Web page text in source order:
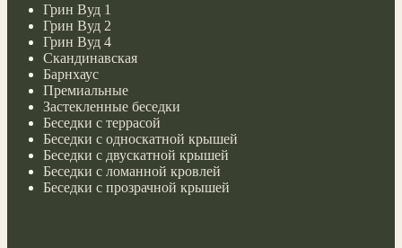
Грин Вуд 1
Грин Вуд 2
Грин Вуд 4
Скандинавская
Барнхаус
Премиальные
Застекленные беседки
Беседки с террасой
Беседки с односкатной крышей
Беседки с двускатной крышей
Беседки с ломанной кровлей
Беседки с прозрачной крышей